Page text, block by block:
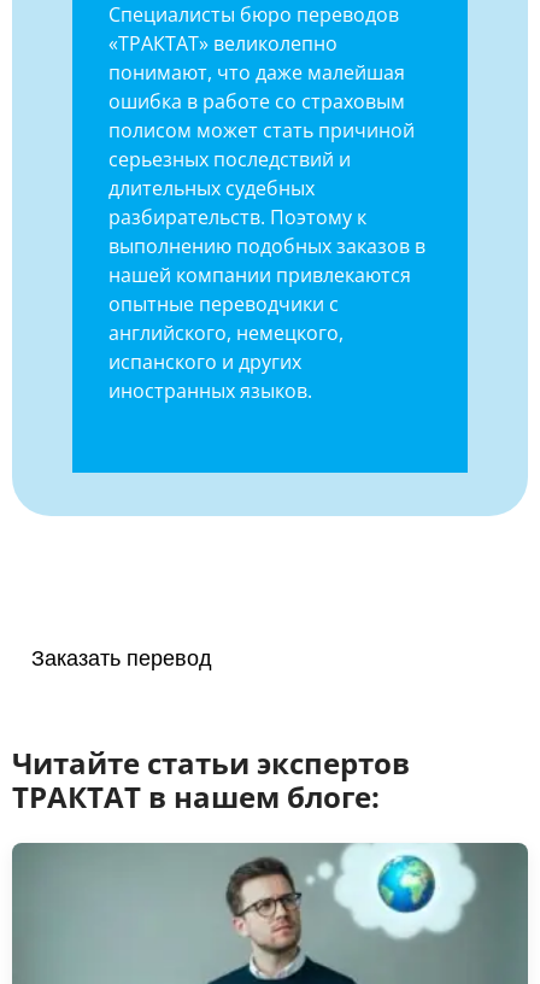
Специалисты бюро переводов
«ТРАКТАТ» великолепно
понимают, что даже малейшая
ошибка в работе со страховым
полисом может стать причиной
серьезных последствий и
длительных судебных
разбирательств. Поэтому к
выполнению подобных заказов в
нашей компании привлекаются
опытные переводчики с
английского, немецкого,
испанского и других
иностранных языков.
Заказать перевод
Читайте статьи экспертов
ТРАКТАТ в нашем блоге: